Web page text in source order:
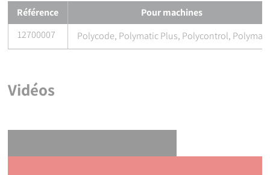
Références et dimensions de Carte superviseur/soudeur pour
Référence
Pour machines
12700007
Polycode, Polymatic Plus, Polycontrol, Polymax
Vidéos